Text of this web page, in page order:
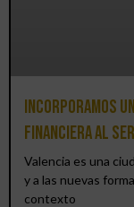
Incorporamos
financiera al
Valencia es una
y a las nuevas
contexto